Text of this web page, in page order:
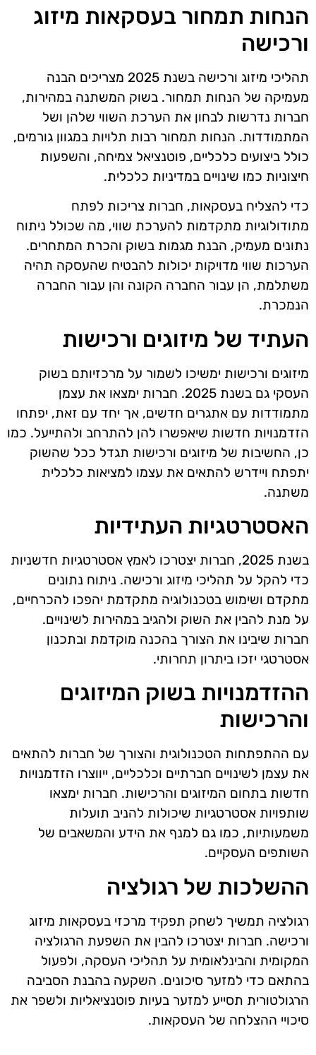
הנחות תמחור בעסקאות מיזוג
ורכישה
תהליכי מיזוג ורכישה בשנת 2025 מצריכים הבנה
מעמיקה של הנחות תמחור. בשוק המשתנה במהירות,
חברות נדרשות לבחון את הערכת השווי שלהן ושל
המתמודדות. הנחות תמחור רבות תלויות במגוון גורמים,
כולל ביצועים כלכליים, פוטנציאל צמיחה, והשפעות
חיצוניות כמו שינויים במדיניות כלכלית.
כדי להצליח בעסקאות, חברות צריכות לפתח
מתודולוגיות מתקדמות להערכת שווי, מה שכולל ניתוח
נתונים מעמיק, הבנת מגמות בשוק והכרת המתחרים.
הערכות שווי מדויקות יכולות להבטיח שהעסקה תהיה
משתלמת, הן עבור החברה הקונה והן עבור החברה
הנמכרת.
העתיד של מיזוגים ורכישות
מיזוגים ורכישות ימשיכו לשמור על מרכזיותם בשוק
העסקי גם בשנת 2025. חברות ימצאו את עצמן
מתמודדות עם אתגרים חדשים, אך יחד עם זאת, יפתחו
הזדמנויות חדשות שיאפשרו להן להתרחב ולהתייעל. כמו
כן, החשיבות של מיזוגים ורכישות תגדל ככל שהשוק
יתפתח ויידרש להתאים את עצמו למציאות כלכלית
משתנה.
האסטרטגיות העתידיות
בשנת 2025, חברות יצטרכו לאמץ אסטרטגיות חדשניות
כדי להקל על תהליכי מיזוג ורכישה. ניתוח נתונים
מתקדם ושימוש בטכנולוגיה מתקדמת יהפכו להכרחיים,
על מנת להבין את השוק ולהגיב במהירות לשינויים.
חברות שיבינו את הצורך בהכנה מוקדמת ובתכנון
אסטרטגי יזכו ביתרון תחרותי.
ההזדמנויות בשוק המיזוגים
והרכישות
עם ההתפתחות הטכנולוגית והצורך של חברות להתאים
את עצמן לשינויים חברתיים וכלכליים, ייווצרו הזדמנויות
חדשות בתחום המיזוגים והרכישות. חברות ימצאו
שותפויות אסטרטגיות שיכולות להניב תועלות
משמעותיות, כמו גם למנף את הידע והמשאבים של
השותפים העסקיים.
ההשלכות של רגולציה
רגולציה תמשיך לשחק תפקיד מרכזי בעסקאות מיזוג
ורכישה. חברות יצטרכו להבין את השפעת הרגולציה
המקומית והבינלאומית על תהליכי העסקה, ולפעול
בהתאם כדי למזער סיכונים. השקעה בהבנת הסביבה
הרגולטורית תסייע למזער בעיות פוטנציאליות ולשפר את
סיכויי ההצלחה של העסקאות.